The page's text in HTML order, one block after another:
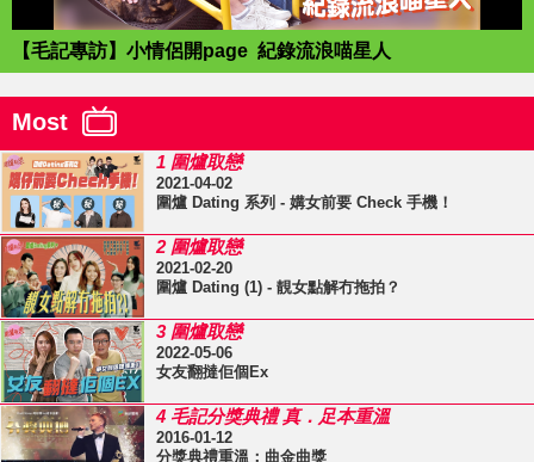
【毛記專訪】小情侶開page 紀錄流浪喵星人
Most
1 圍爐取戀
2021-04-02
圍爐 Dating 系列 - 媾女前要 Check 手機！
2 圍爐取戀
2021-02-20
圍爐 Dating (1) - 靚女點解冇拖拍？
3 圍爐取戀
2022-05-06
女友翻撻佢個Ex
4 毛記分獎典禮 真．足本重溫
2016-01-12
分獎典禮重溫：曲金曲獎